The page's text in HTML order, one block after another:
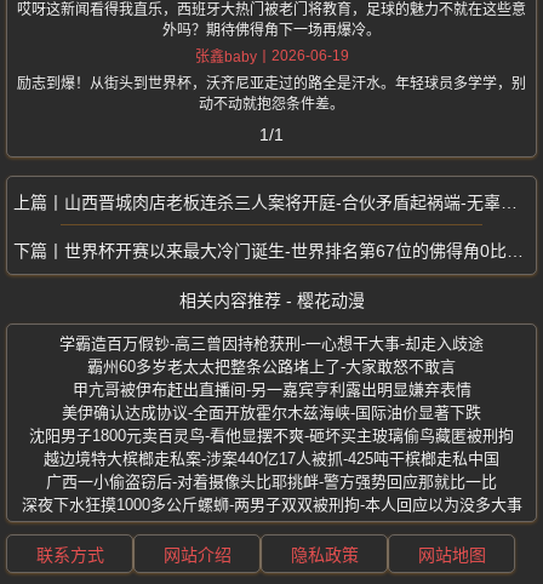
哎呀这新闻看得我直乐，西班牙大热门被老门将教育，足球的魅力不就在这些意
外吗？期待佛得角下一场再爆冷。
张鑫baby
2026-06-19
励志到爆！从街头到世界杯，沃齐尼亚走过的路全是汗水。年轻球员多学学，别
动不动就抱怨条件差。
1/1
山西晋城肉店老板连杀三人案将开庭-合伙矛盾起祸端-无辜顾客惨遭屠戮
世界杯开赛以来最大冷门诞生-世界排名第67位的佛得角0比0逼平西班牙
相关内容推荐 - 樱花动漫
学霸造百万假钞-高三曾因持枪获刑-一心想干大事-却走入歧途
霸州60多岁老太太把整条公路堵上了-大家敢怒不敢言
甲亢哥被伊布赶出直播间-另一嘉宾亨利露出明显嫌弃表情
美伊确认达成协议-全面开放霍尔木兹海峡-国际油价显著下跌
沈阳男子1800元卖百灵鸟-看他显摆不爽-砸坏买主玻璃偷鸟藏匿被刑拘
越边境特大槟榔走私案-涉案440亿17人被抓-425吨干槟榔走私中国
广西一小偷盗窃后-对着摄像头比耶挑衅-警方强势回应那就比一比
深夜下水狂摸1000多公斤螺蛳-两男子双双被刑拘-本人回应以为没多大事
联系方式 网站介绍 隐私政策 网站地图